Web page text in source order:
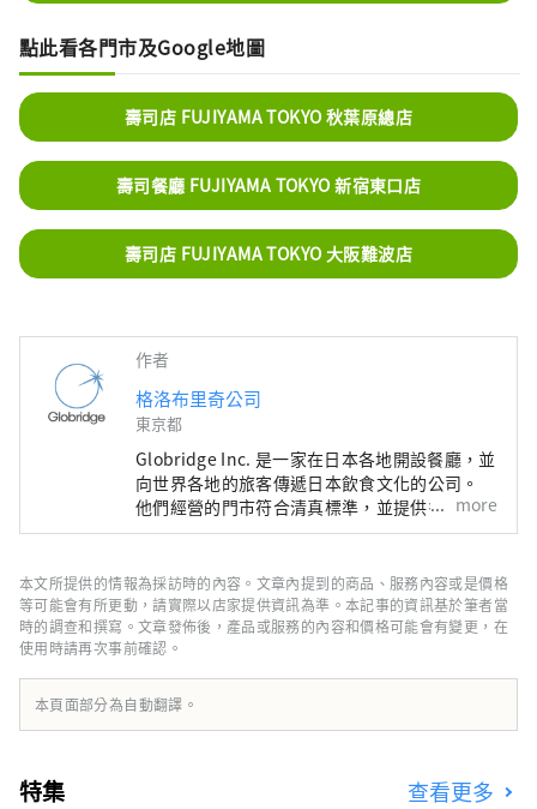
點此看各門市及Google地圖
壽司店 FUJIYAMA TOKYO 秋葉原總店
壽司餐廳 FUJIYAMA TOKYO 新宿東口店
壽司店 FUJIYAMA TOKYO 大阪難波店
作者
格洛布里奇公司
東京都
Globridge Inc. 是一家在日本各地開設餐廳，並
向世界各地的旅客傳遞日本飲食文化的公司。
他們經營的門市符合清真標準，並提供多種語言
服務，讓更多人能夠安心享用壽司、螃蟹、和牛
Globridge 旗下餐廳的信息，並推薦給訪日遊客
的美食體驗。他們將與世界各地的人們分享“美
食體驗”，讓您的日本之旅更加豐富多彩。
more
本文所提供的情報為採訪時的內容。文章內提到的商品、服務內容或是價格
等可能會有所更動，請實際以店家提供資訊為準。本記事的資訊基於筆者當
時的調查和撰寫。文章發佈後，產品或服務的內容和價格可能會有變更，在
使用時請再次事前確認。
本頁面部分為自動翻譯。
特集 查看更多